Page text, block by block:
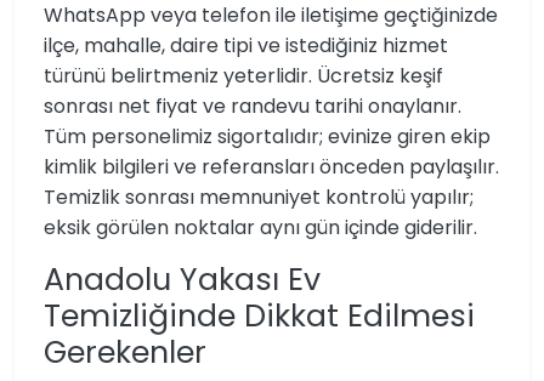
WhatsApp veya telefon ile iletişime geçtiğinizde
ilçe, mahalle, daire tipi ve istediğiniz hizmet
türünü belirtmeniz yeterlidir. Ücretsiz keşif
sonrası net fiyat ve randevu tarihi onaylanır.
Tüm personelimiz sigortalıdır; evinize giren ekip
kimlik bilgileri ve referansları önceden paylaşılır.
Temizlik sonrası memnuniyet kontrolü yapılır;
eksik görülen noktalar aynı gün içinde giderilir.
Anadolu Yakası Ev
Temizliğinde Dikkat Edilmesi
Gerekenler